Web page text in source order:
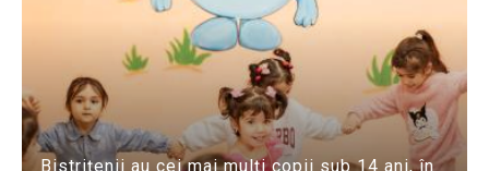
Bistrițenii au cei mai mulți copii sub 14 ani, în